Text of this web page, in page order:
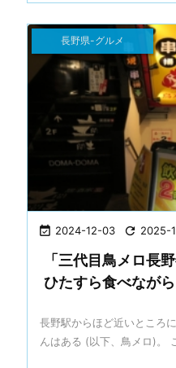
 2024-12-03  2025-
長野県-グルメ
「三代目鳥メロ長
ひたすら食べなが
長野駅からほど近いところ
んはある (以下、鳥メロ)。